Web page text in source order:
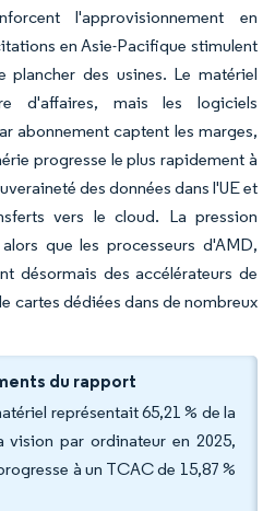
l'approvisionnement en
en Asie-Pacifique stimulent
des usines. Le matériel
d'affaires, mais les logiciels
abonnement captent les marges,
progresse le plus rapidement à
des données dans l'UE et
vers le cloud. La pression
que les processeurs d'AMD,
désormais des accélérateurs de
cartes dédiées dans de nombreux
du rapport
représentait 65,21 % de la
vision par ordinateur en 2025,
à un TCAC de 15,87 %